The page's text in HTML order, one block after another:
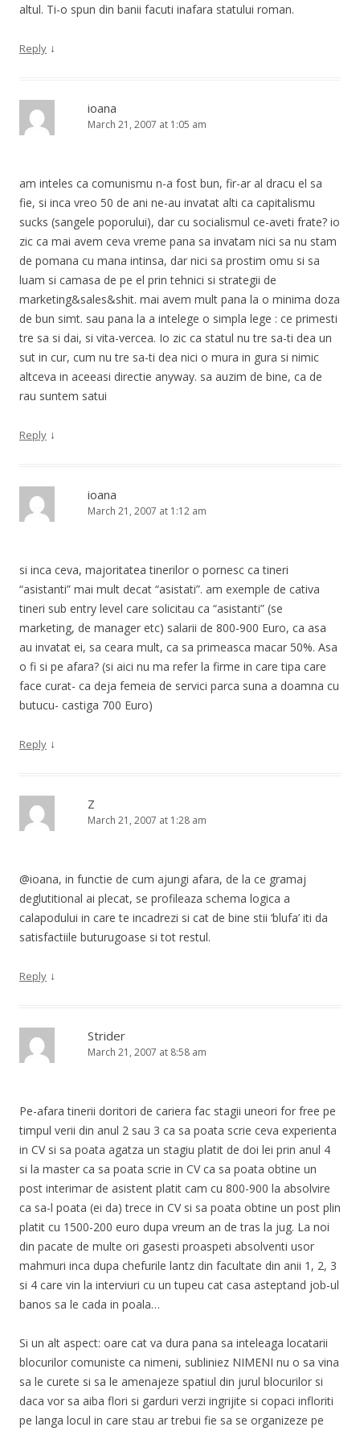
altul. Ti-o spun din banii facuti inafara statului roman.
Reply ↓
ioana
March 21, 2007 at 1:05 am
am inteles ca comunismu n-a fost bun, fir-ar al dracu el sa
fie, si inca vreo 50 de ani ne-au invatat alti ca capitalismu
sucks (sangele poporului), dar cu socialismul ce-aveti frate? io
zic ca mai avem ceva vreme pana sa invatam nici sa nu stam
de pomana cu mana intinsa, dar nici sa prostim omu si sa
luam si camasa de pe el prin tehnici si strategii de
marketing&sales&shit. mai avem mult pana la o minima doza
de bun simt. sau pana la a intelege o simpla lege : ce primesti
tre sa si dai, si vita-vercea. Io zic ca statul nu tre sa-ti dea un
sut in cur, cum nu tre sa-ti dea nici o mura in gura si nimic
altceva in aceeasi directie anyway. sa auzim de bine, ca de
rau suntem satui
Reply ↓
ioana
March 21, 2007 at 1:12 am
si inca ceva, majoritatea tinerilor o pornesc ca tineri
“asistanti” mai mult decat “asistati”. am exemple de cativa
tineri sub entry level care solicitau ca “asistanti” (se
marketing, de manager etc) salarii de 800-900 Euro, ca asa
au invatat ei, sa ceara mult, ca sa primeasca macar 50%. Asa
o fi si pe afara? (si aici nu ma refer la firme in care tipa care
face curat- ca deja femeia de servici parca suna a doamna cu
butucu- castiga 700 Euro)
Reply ↓
Z
March 21, 2007 at 1:28 am
@ioana, in functie de cum ajungi afara, de la ce gramaj
deglutitional ai plecat, se profileaza schema logica a
calapodului in care te incadrezi si cat de bine stii ‘blufa’ iti da
satisfactiile buturugoase si tot restul.
Reply ↓
Strider
March 21, 2007 at 8:58 am
Pe-afara tinerii doritori de cariera fac stagii uneori for free pe
timpul verii din anul 2 sau 3 ca sa poata scrie ceva experienta
in CV si sa poata agatza un stagiu platit de doi lei prin anul 4
si la master ca sa poata scrie in CV ca sa poata obtine un
post interimar de asistent platit cam cu 800-900 la absolvire
ca sa-l poata (ei da) trece in CV si sa poata obtine un post plin
platit cu 1500-200 euro dupa vreum an de tras la jug. La noi
din pacate de multe ori gasesti proaspeti absolventi usor
mahmuri inca dupa chefurile lantz din facultate din anii 1, 2, 3
si 4 care vin la interviuri cu un tupeu cat casa asteptand job-ul
banos sa le cada in poala…
Si un alt aspect: oare cat va dura pana sa inteleaga locatarii
blocurilor comuniste ca nimeni, subliniez NIMENI nu o sa vina
sa le curete si sa le amenajeze spatiul din jurul blocurilor si
daca vor sa aiba flori si garduri verzi ingrijite si copaci infloriti
pe langa locul in care stau ar trebui fie sa se organizeze pe